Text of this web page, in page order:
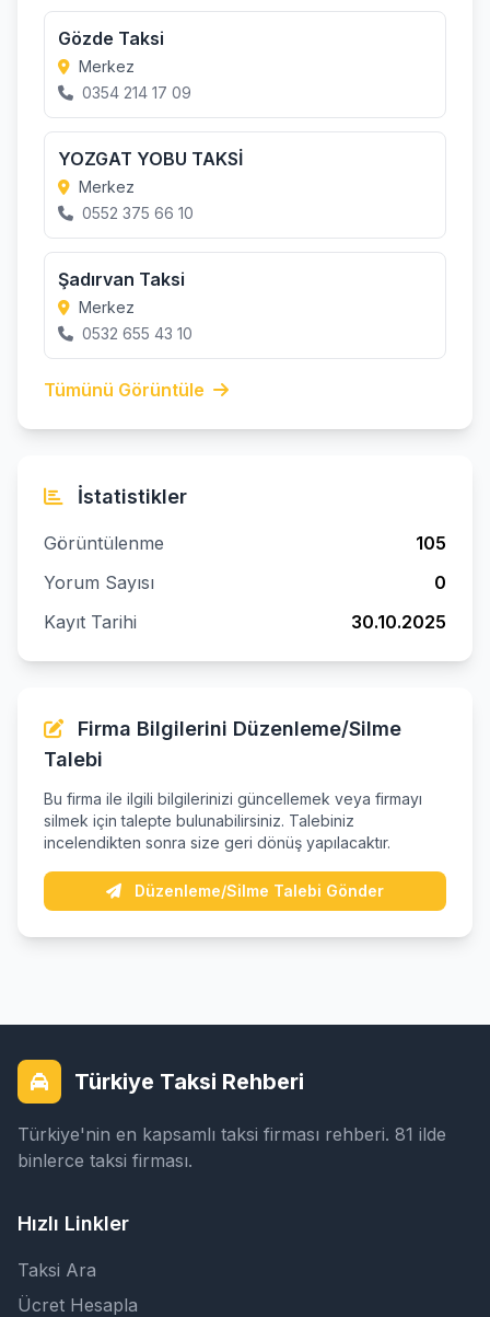
Gözde Taksi
Merkez
0354 214 17 09
YOZGAT YOBU TAKSİ
Merkez
0552 375 66 10
Şadırvan Taksi
Merkez
0532 655 43 10
Tümünü Görüntüle
İstatistikler
Görüntülenme
105
Yorum Sayısı
0
Kayıt Tarihi
30.10.2025
Firma Bilgilerini Düzenleme/Silme
Talebi
Bu firma ile ilgili bilgilerinizi güncellemek veya firmayı
silmek için talepte bulunabilirsiniz. Talebiniz
incelendikten sonra size geri dönüş yapılacaktır.
Düzenleme/Silme Talebi Gönder
Türkiye Taksi Rehberi
Türkiye'nin en kapsamlı taksi firması rehberi. 81 ilde
binlerce taksi firması.
Hızlı Linkler
Taksi Ara
Ücret Hesapla